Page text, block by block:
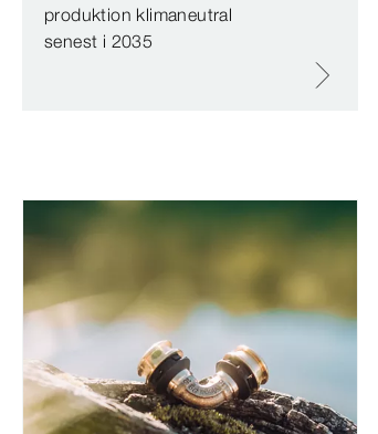
produktion klimaneutral
senest i 2035